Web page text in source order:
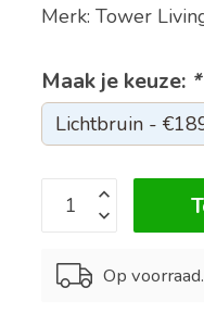
Merk: Tower
Maak je keuze: *
Op